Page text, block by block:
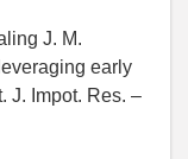
J. M.
early
J. Impot. Res. –